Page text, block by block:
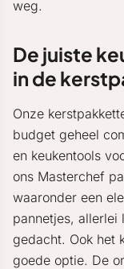
weg.
De juiste
in de
Onze
budget geheel
en keukentools
ons Masterchef
waaronder een
pannetjes, allerlei
gedacht. Ook het
goede optie. De